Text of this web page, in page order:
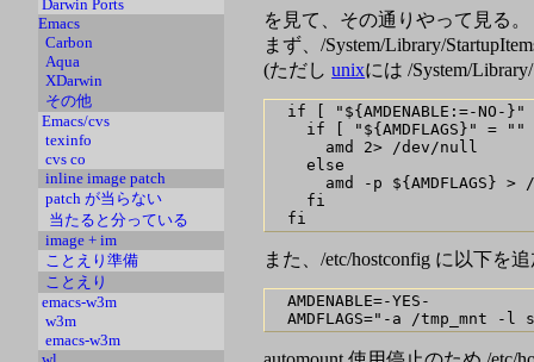
Darwin Ports
Emacs
Carbon
Aqua
XDarwin
その他
Emacs/cvs
texinfo
cvs co
inline image patch
patch が当らない
当たると分っている
image + im
ことえり準備
ことえり
emacs-w3m
w3m
emacs-w3m
を見て、その通りやって見る。
まず、/System/Library/
(ただしunixには /System/
if [ "${AMDENABLE:=-NO-}"
if [ "${AMDFLAGS}" = ""
      amd 2> /dev/null
    else
amd -p ${AMDFLAGS} >
    fi
また、/etc/hostconfig に以下を
  AMDENABLE=-YES-